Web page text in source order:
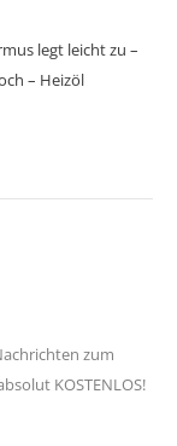
legt leicht zu –
– Heizöl
zum
KOSTENLOS!